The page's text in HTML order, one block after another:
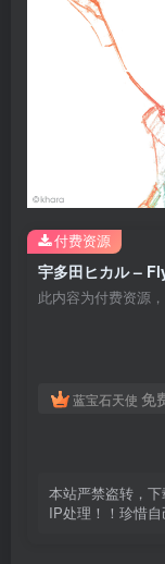
此内容为付费资源
蓝宝石天使 免
本站严禁盗转，
IP处理！！珍惜自
付费资源